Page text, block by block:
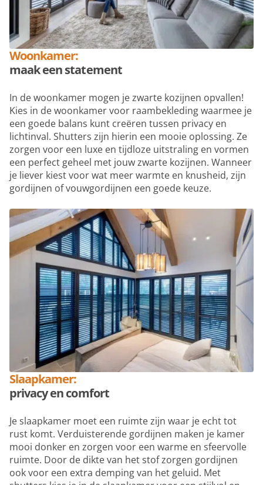
Woonkamer:
maak een statement
In de woonkamer mogen je zwarte kozijnen opvallen!
Kies in de woonkamer voor raambekleding waarmee je
een goede balans kunt creëren tussen privacy en
lichtinval. Shutters zijn hierin een mooie oplossing. Ze
zorgen voor een luxe en tijdloze uitstraling en vormen
een perfect geheel met jouw zwarte kozijnen. Wanneer
je liever kiest voor wat meer warmte en knusheid, zijn
gordijnen of vouwgordijnen een goede keuze.
Slaapkamer:
privacy en comfort
Je slaapkamer moet een ruimte zijn waar je echt tot
rust komt. Verduisterende gordijnen maken je kamer
mooi donker en zorgen voor een warme en sfeervolle
ruimte. Door de dikte van het stof zorgen gordijnen
ook voor een extra demping van het geluid. Met